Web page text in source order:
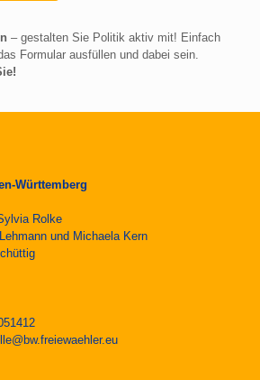
– gestalten Sie Politik aktiv mit! Einfach
Formular ausfüllen und dabei sein.
Württemberg
Rolke
und Michaela Kern